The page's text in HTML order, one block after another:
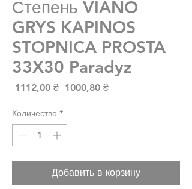
Степень VIANO
GRYS KAPINOS
STOPNICA PROSTA
33X30 Paradyz
1112,00 ₴ Обычная цена
1000,80 ₴Спеццена
Количество *
Добавить в корзину